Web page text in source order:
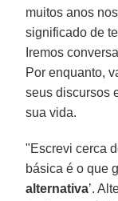
muitos anos
significado de
Iremos
Por enquanto,
seus discursos
sua vida.
"Escrevi cerca
básica é o que
alternativa’.